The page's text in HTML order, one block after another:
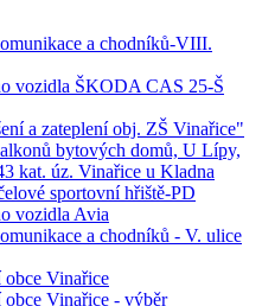
a chodníků-VIII.
vozidla ŠKODA CAS 25-Š
a zateplení obj. ZŠ Vinařice"
bytových domů, U Lípy,
kat. úz. Vinařice u Kladna
sportovní hřiště-PD
vozidla Avia
a chodníků - V. ulice
Vinařice
Vinařice - výběr